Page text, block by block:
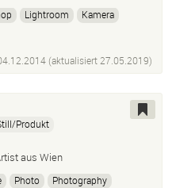
Lightroom
Kamera
(aktualisiert27.05.2019)
Produkt
aus Wien
Photo
Photography